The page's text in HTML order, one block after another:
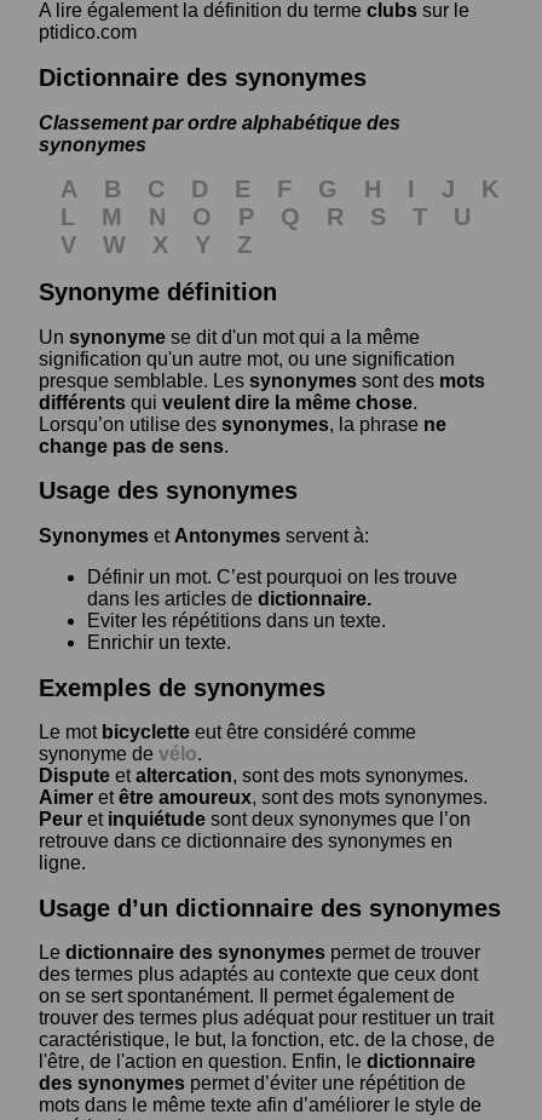
A lire également la définition du terme clubs sur le
ptidico.com
Dictionnaire des synonymes
Classement par ordre alphabétique des
synonymes
A B C D E F G H I J
K
L
M N O P Q R S T
U
V
W X Y
Z
Synonyme définition
Un synonyme se dit d'un mot qui a la même
signification qu'un autre mot, ou une signification
presque semblable. Les synonymes sont des mots
différents qui veulent dire la même chose.
Lorsqu’on utilise des synonymes, la phrase ne
change pas de sens.
Usage des synonymes
Synonymes et Antonymes servent à:
Définir un mot. C’est pourquoi on les trouve
dans les articles de dictionnaire.
Eviter les répétitions dans un texte.
Enrichir un texte.
Exemples de synonymes
Le mot bicyclette eut être considéré comme
synonyme de vélo.
Dispute etaltercation, sont des mots synonymes.
Aimer etêtre amoureux, sont des mots synonymes.
Peur et inquiétude sont deux synonymes que l’on
retrouve dans ce dictionnaire des synonymes en
ligne.
Usage d’un dictionnaire des synonymes
Le dictionnaire des synonymes permet de trouver
des termes plus adaptés au contexte que ceux dont
on se sert spontanément. Il permet également de
trouver des termes plus adéquat pour restituer un trait
caractéristique, le but, la fonction, etc. de la chose, de
l'être, de l'action en question. Enfin, le dictionnaire
des synonymes permet d’éviter une répétition de
mots dans le même texte afin d’améliorer le style de